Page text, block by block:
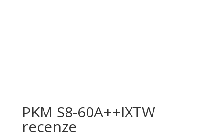
PKM S8-60A++IXTW
recenze